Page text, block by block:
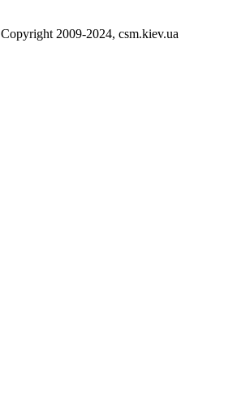
Сopyright 2009-2024, csm.kiev.ua